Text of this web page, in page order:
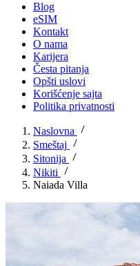
Blog
eSIM
Kontakt
O nama
Karijera
Česta pitanja
Opšti uslovi
Korišćenje sajta
Politika privatnosti
Naslovna
Smeštaj
Sitonija
Nikiti
Naiada Villa